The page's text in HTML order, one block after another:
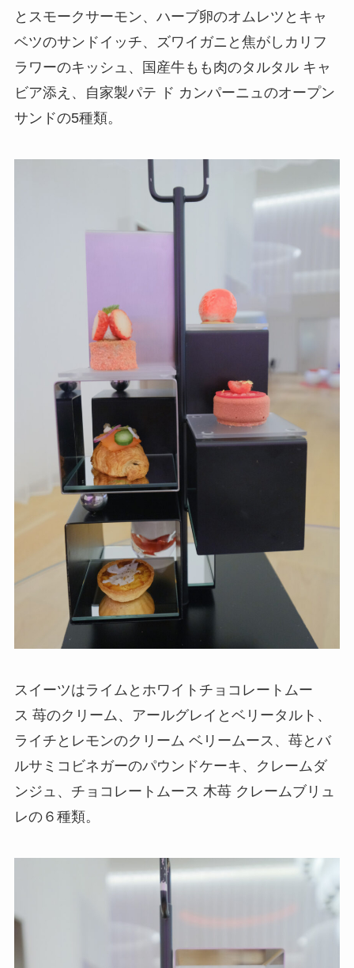
とスモークサーモン、ハーブ卵のオムレツとキャ
ベツのサンドイッチ、ズワイガニと焦がしカリフ
ラワーのキッシュ、国産牛もも肉のタルタル キャ
ビア添え、自家製パテ ド カンパーニュのオープン
サンドの5種類。
スイーツはライムとホワイトチョコレートムー
ス 苺のクリーム、アールグレイとベリータルト、
ライチとレモンのクリーム ベリームース、苺とバ
ルサミコビネガーのパウンドケーキ、クレームダ
ンジュ、チョコレートムース 木苺 クレームブリュ
レの６種類。